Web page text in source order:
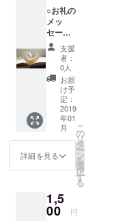
て直接
お渡し
いたし
ます。
○お礼の
メッ
セージ&
感謝の
写真 ○
イベン
ト活動
のご報
支援
者：
0人
お届
け予
定：
2019
年01
月
詳細を見る
こ
の
リ
タ
ー
ン
を
選
択
す
る
1,5
00 円